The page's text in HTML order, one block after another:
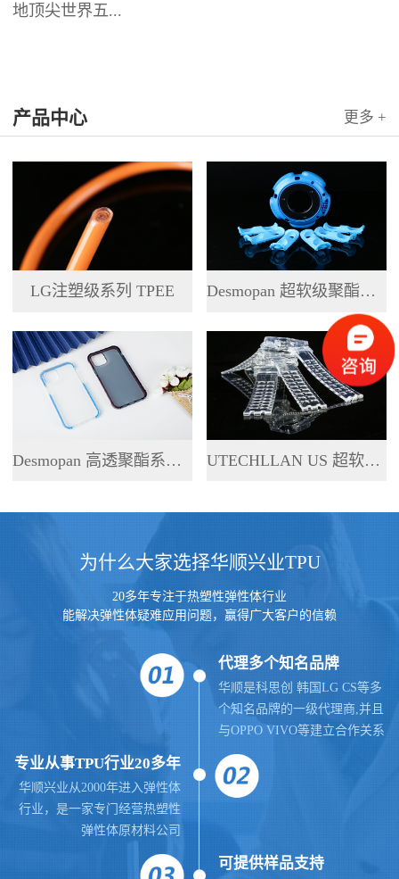
地顶尖世界五...
产品中心 更多 +
LG注塑级系列 TPEE Desmopan 超软级聚酯系列 TPU
Desmopan 高透聚酯系列 TPU UTECHLLAN US 超软级系列 TPU
为什么大家选择华顺兴业TPU
20多年专注于热塑性弹性体行业
能解决弹性体疑难应用问题，赢得广大客户的信赖
代理多个知名品牌
华顺是科思创 韩国LG CS等多
个知名品牌的一级代理商,并且
与OPPO VIVO等建立合作关系
专业从事TPU行业20多年
华顺兴业从2000年进入弹性体
行业，是一家专门经营热塑性
弹性体原材料公司
可提供样品支持